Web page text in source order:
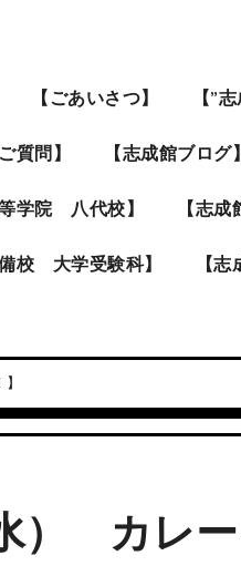
【ごあいさつ】 【”
質問】 【志成館ブログ】
学院 八代校】 【志
備校 大学受験科】 【
） カレ